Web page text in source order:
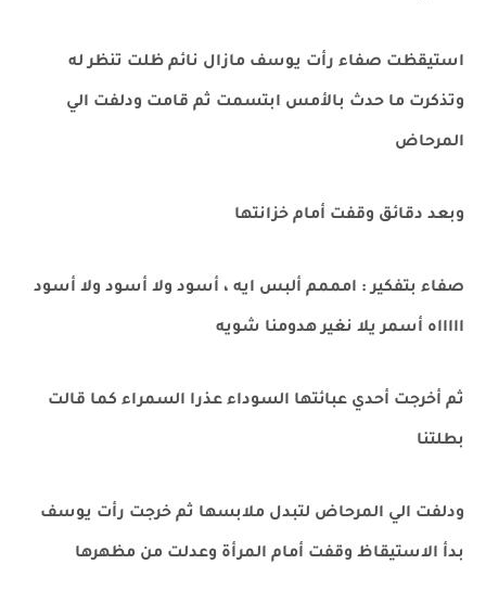
استيقظت صفاء رأت يوسف مازال نائم ظلت تنظر له
وتذكرت ما حدث بالأمس ابتسمت ثم قامت ودلفت الي
المرحاض
وبعد دقائق وقفت أمام خزانتها
صفاء بتفكير : امممم ألبس ايه ، أسود ولا أسود ولا أسود
اااااه أسمر يلا نغير هدومنا شويه
ثم أخرجت أحدي عبائتها السوداء عذرا السمراء كما قالت
بطلتنا
ودلفت الي المرحاض لتبدل ملابسها ثم خرجت رأت يوسف
بدأ الاستيقاظ وقفت أمام المرأة وعدلت من مظهرها